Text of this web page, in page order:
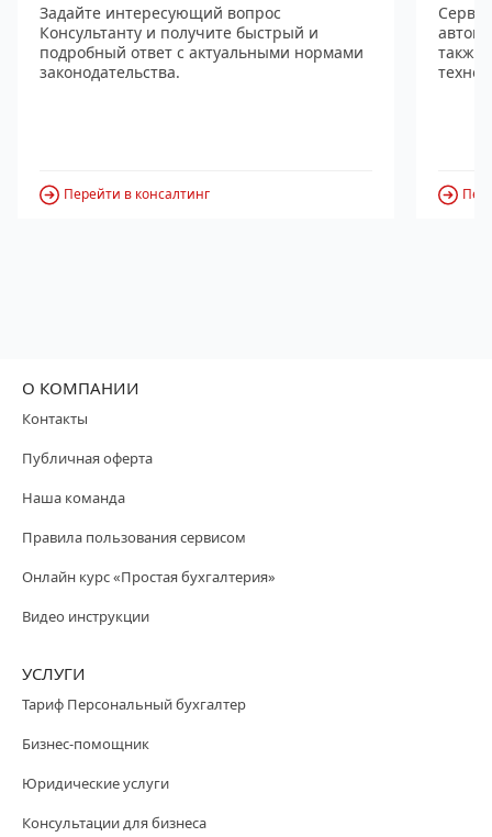
Задайте интересующий вопрос
Консультанту и получите быстрый и
подробный ответ с актуальными нормами
законодательства.
Перейти в консалтинг
также
О КОМПАНИИ
Контакты
Публичная оферта
Наша команда
Правила пользования сервисом
Онлайн курс «Простая бухгалтерия»
Видео инструкции
УСЛУГИ
Тариф Персональный бухгалтер
Бизнес-помощник
Юридические услуги
Консультации для бизнеса